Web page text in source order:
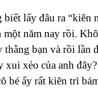
lấy đâu ra “kiên
một năm nay rồi.
thằng bạn và rồi lần
xui xẻo của anh
bé ấy rất kiên trì